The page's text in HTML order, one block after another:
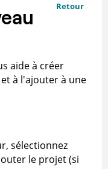
Retour
aide à créer
à l'ajouter à une
sélectionnez
le projet (si